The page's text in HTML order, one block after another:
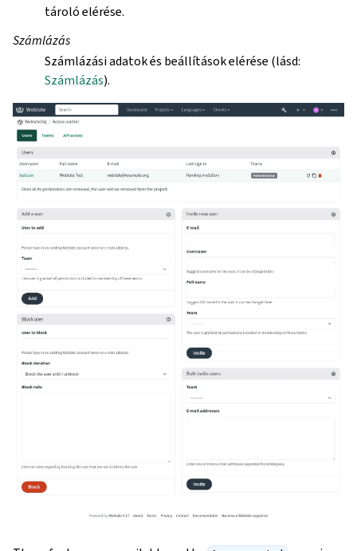
tároló elérése.
Számlázás
Számlázási adatok és beállítások elérése (lásd:
Számlázás).